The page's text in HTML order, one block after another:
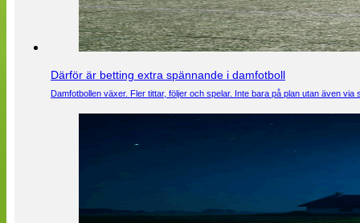
Därför är betting extra spännande i damfotboll
Damfotbollen växer. Fler tittar, följer och spelar. Inte bara på plan utan även